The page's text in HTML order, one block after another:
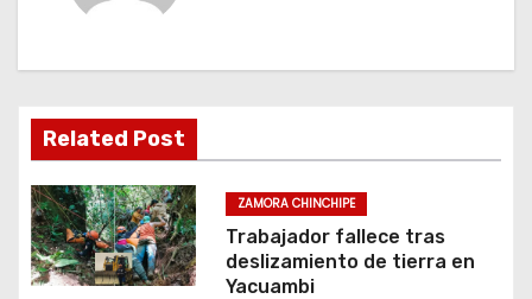
ó
n
d
e
e
Related Post
ZAMORA CHINCHIPE
Trabajador fallece tras
deslizamiento de tierra en
Yacuambi